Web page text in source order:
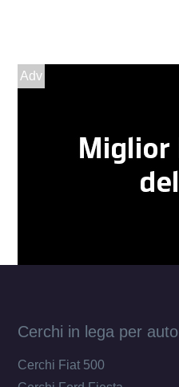
Adv
Cerchi in lega per auto
Cerchi Fiat 500